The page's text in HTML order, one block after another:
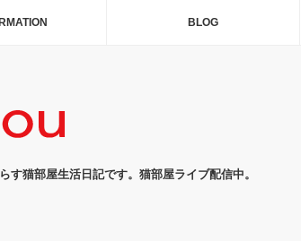
BLOG
猫部屋生活日記です。猫部屋ライブ配信中。